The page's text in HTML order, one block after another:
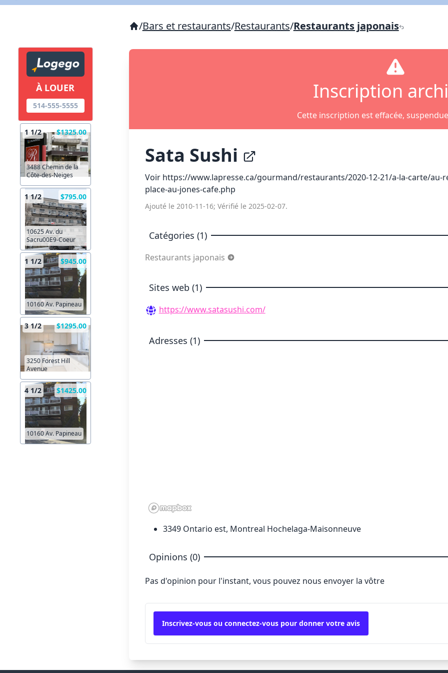
À LOUER
514-555-5555
1 1/2 $1325.00
3488 Chemin de la
Côte-des-Neiges
1 1/2 $795.00
10625 Av. du
Sacru00E9-Coeur
1 1/2 $945.00
10160 Av. Papineau
3 1/2 $1295.00
3250 Forest Hill
Avenue
4 1/2 $1425.00
10160 Av. Papineau
/Bars et restaurants/Restaurants/Restaurants japonais
Inscription
Cette inscription est effacée,
Sata Sushi
Voir https://www.lapresse.ca/gourmand/restaurants/2020-12-21/a-la-carte/au-
place-au-jones-cafe.php
Ajouté le 2010-11-16; Vérifié le 2025-02-07.
Catégories (1)
Restaurants japonais
Sites web (1)
https://www.satasushi.com/
Adresses (1)
3349 Ontario est, Montreal Hochelaga-Maisonneuve
Opinions (0)
Pas d'opinion pour l'instant, vous pouvez nous envoyer la vôtre
Inscrivez-vous ou connectez-vous pour donner votre avis
X Fermer
X Fermer Envoyez